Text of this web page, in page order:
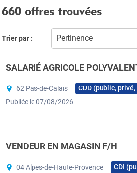
660 offres trouvées
Trier par : Pertinence
SALARIÉ AGRICOLE
62 Pas-de-Calais
CDD (public,
Publiée le 07/08/2026
VENDEUR EN MAGASIN F/H
04 Alpes-de-Haute-Provence
CDI